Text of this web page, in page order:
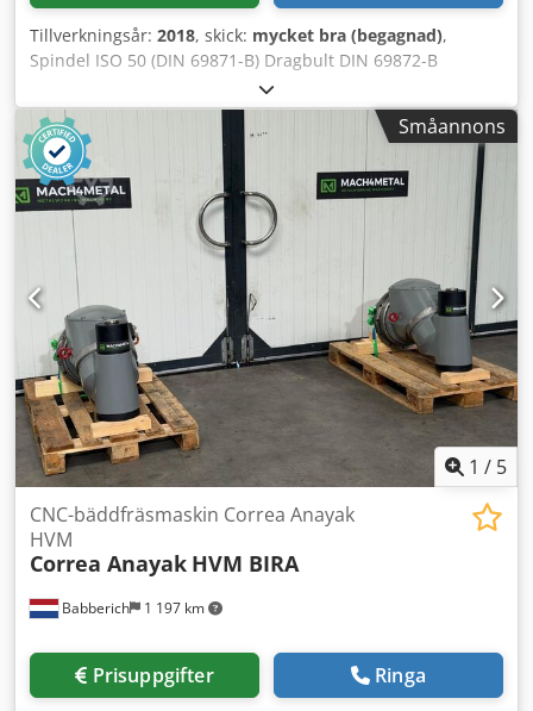
Tillverkningsår: 2018, skick: mycket bra (begagnad),
Spindel ISO 50 (DIN 69871-B) Dragbult DIN 69872-B
Spännkraft: 1900 daN Automatisk B-axel: 1,0 grad
Automatisk C-axel: 2,5 grad Chjdpfxeyf Dp Ee Ag Uoa Effekt
vid 60/100 %: 22/30 kW Varvtalsområde: 60–3000 min⁻¹ 2-
stegs varvtalsområde Automatisk smörjning (luft-olja)
Växellåda: cyklo-palloid, Klingelnberg-system, HPG-5
kvalitetsnivå 6 enligt DIN 3965 Längd: 1200 mm Bredd: 800
mm Höjd: 700 mm Vikt: 320 kg Observera: Informationen
på denna sida har samlats in efter bästa förmåga och, i
möjligaste mån, från tillverkaren. Informationen lämnas i
god tro, men noggrannheten kan inte garanteras. Detta
utgör varken garanti eller avtalsvillkor. Vi rekommenderar
att du kontrollerar alla viktiga detaljer.
Småannons
1 / 5
Babberich 1 197 km
CNC-bäddfräsmaskin Correa Anayak
HVM
Correa Anayak HVM BIRA
Prisuppgifter Ringa